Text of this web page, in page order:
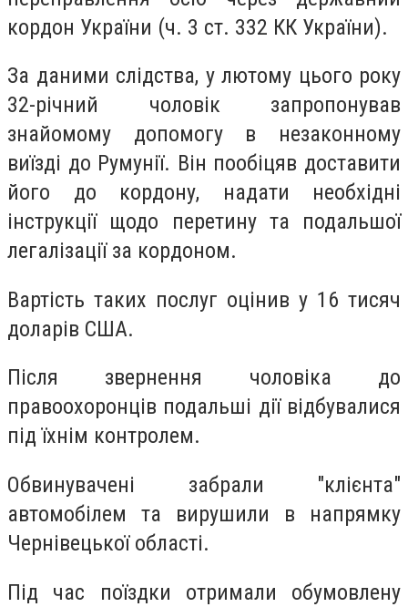
кордон України (ч. 3 ст. 332 КК України).
За даними слідства, у лютому цього року
32-річний чоловік запропонував
знайомому допомогу в незаконному
виїзді до Румунії. Він пообіцяв доставити
його до кордону, надати необхідні
інструкції щодо перетину та подальшої
легалізації за кордоном.
Вартість таких послуг оцінив у 16 тисяч
доларів США.
Після звернення чоловіка до
правоохоронців подальші дії відбувалися
під їхнім контролем.
Обвинувачені забрали "клієнта"
автомобілем та вирушили в напрямку
Чернівецької області.
Під час поїздки отримали обумовлену